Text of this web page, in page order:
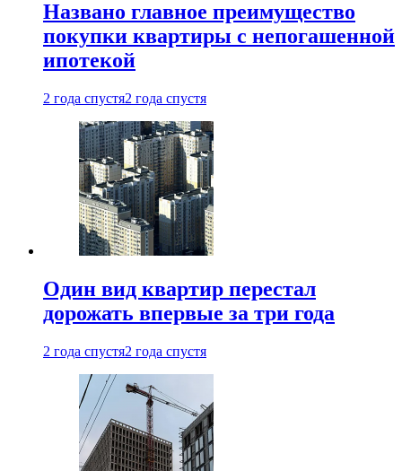
Названо главное преимущество
покупки квартиры с непогашенной
ипотекой
2 года спустя2 года спустя
Один вид квартир перестал
дорожать впервые за три года
2 года спустя2 года спустя